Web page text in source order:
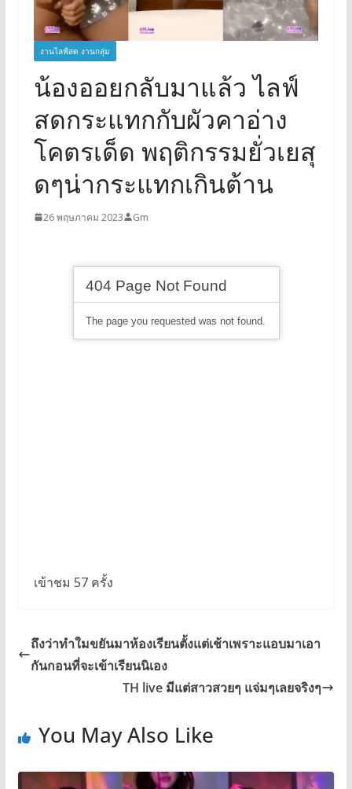
งานไลฟ์สด งานกลุ่ม
น้องออยกลับมาแล้ว ไลฟ์
สดกระแทกกับผัวคาอ่าง
โคตรเด็ด พฤติกรรมยั่วเยสุ
ดๆน่ากระแทกเกินต้าน
26 พฤษภาคม 2023 Gm
เข้าชม 57 ครั้ง
ถึงว่าทำใมขยันมาห้องเรียนตั้งแต่เช้าเพราะแอบมาเอา
กันกอนที่จะเข้าเรียนนิเอง
TH live มีแต่สาวสวยๆ แจ่มๆเลยจริงๆ
You May Also Like